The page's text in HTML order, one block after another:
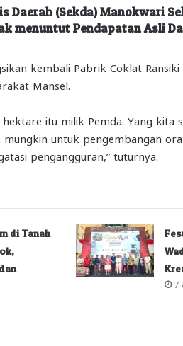
Daerah (Sekda) Manokwari
menuntut Pendapatan Asli
kembali Pabrik Coklat
Mansel.
itu milik Pemda. Yang kita
untuk pengembangan
pengangguran,” tuturnya.
di Tanah
7